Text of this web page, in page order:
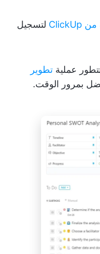
لتسجيل
عملية تطوير
بمرور الوقت.